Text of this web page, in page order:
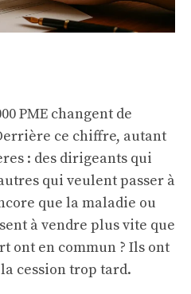
PME changent de
ce chiffre, autant
: des dirigeants qui
qui veulent passer à
que la maladie ou
à vendre plus vite que
ont en commun ? Ils ont
cession trop tard.